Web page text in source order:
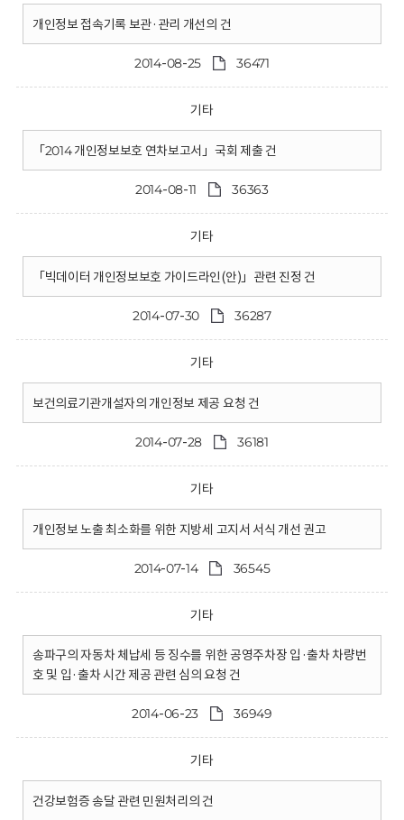
개인정보 접속기록 보관·관리 개선의 건
2014-08-25 36471
기타
「2014 개인정보보호 연차보고서」국회 제출 건
2014-08-11 36363
기타
「빅데이터 개인정보보호 가이드라인(안)」관련 진정 건
2014-07-30 36287
기타
보건의료기관개설자의 개인정보 제공 요청 건
2014-07-28 36181
기타
개인정보 노출 최소화를 위한 지방세 고지서 서식 개선 권고
2014-07-14 36545
기타
송파구의 자동차 체납세 등 징수를 위한 공영주차장 입·출차 차량번
호 및 입·출차 시간 제공 관련 심의 요청 건
2014-06-23 36949
기타
건강보험증 송달 관련 민원처리의 건